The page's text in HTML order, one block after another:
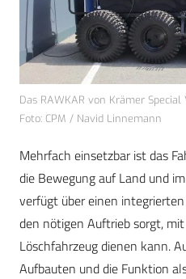
Das RAWKAR von Krämer
Foto: CPM / Navid Linnemann
Mehrfach einsetzbar ist das
die Bewegung auf Land und
verfügt über einen
den nötigen Auftrieb sorgt,
Löschfahrzeug dienen kann.
Aufbauten und die Funktion